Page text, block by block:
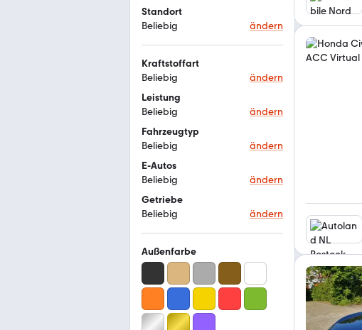
Standort
Beliebig
ändern
Kraftstoffart
Beliebig
ändern
Leistung
Beliebig
ändern
Fahrzeugtyp
Beliebig
ändern
E-Autos
Beliebig
ändern
Getriebe
Beliebig
ändern
Außenfarbe